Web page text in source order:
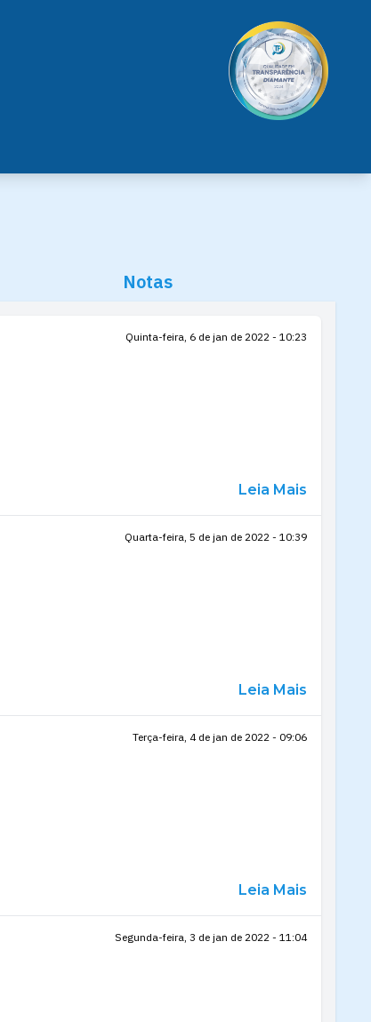
Notas
Quinta-feira, 6 de jan de 2022 - 10:23
Leia Mais
Quarta-feira, 5 de jan de 2022 - 10:39
Leia Mais
Terça-feira, 4 de jan de 2022 - 09:06
Leia Mais
Segunda-feira, 3 de jan de 2022 - 11:04